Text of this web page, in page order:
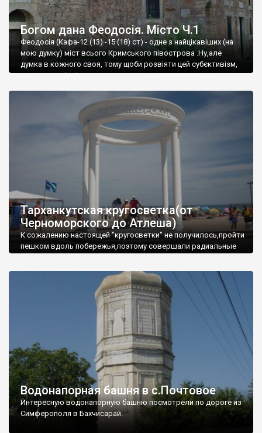
Богом дана Феодосія. Місто Ч.1
Феодосія (Кафа-12 (13) -15 (18) ст) - одне з найцікавіших (на
мою думку) міст всього Кримського півострова .Ну,але
думка в кожного своя, тому щоби розвіяти цей субєктивізм,
запрошую відвідати це
Тарханкутская кругосветка(от
Черноморского до Атлеша)
К сожалению настоящей "кругосветки" не получилось,пройти
пешком вдоль побережья,поэтому совершали радиальные
Водонапорная башня в с.Почтовое
Интересную водонапорную башню посмотрели по дороге из
Симферополя в Бахчисарай.